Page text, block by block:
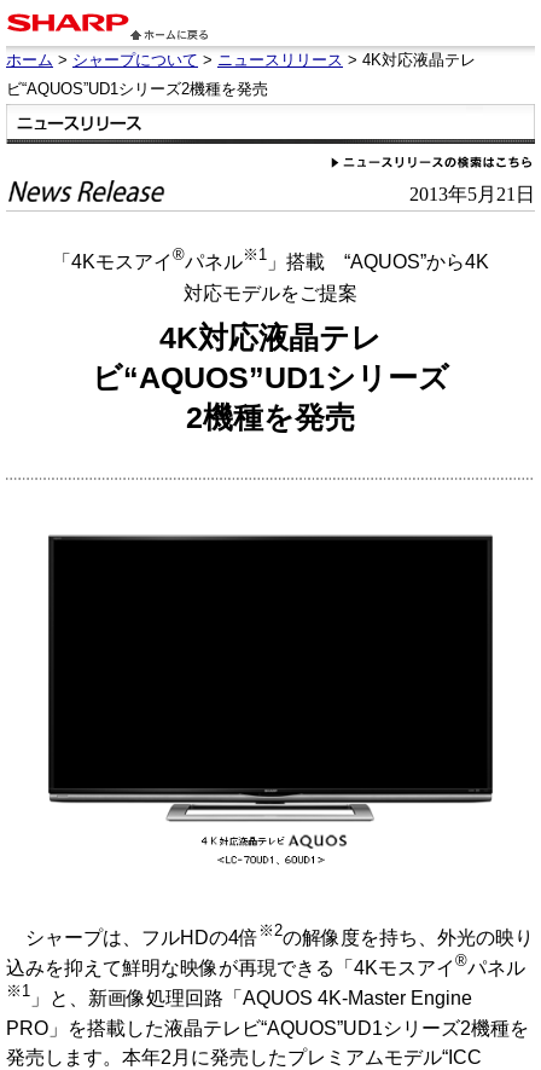
ホーム > シャープについて > ニュースリリース > 4K対応液晶テレ
ビ“AQUOS”UD1シリーズ2機種を発売
2013年5月21日
「4Kモスアイ ®パネル※1 」搭載 “AQUOS”から4K
対応モデルをご提案
4K対応液晶テレ
ビ“AQUOS”UD1シリーズ
2機種を発売
シャープは、フルHDの4倍 ※2の解像度を持ち、外光の映り
込みを抑えて鮮明な映像が再現できる「4Kモスアイ ®パネル
※1 」と、新画像処理回路「AQUOS 4K-Master Engine
PRO」を搭載した液晶テレビ“AQUOS”UD1シリーズ2機種を
発売します。本年2月に発売したプレミアムモデル“ICC